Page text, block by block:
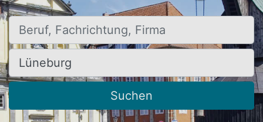
Beruf, Fachrichtung, Firma
Ort, Stadt
Suchen